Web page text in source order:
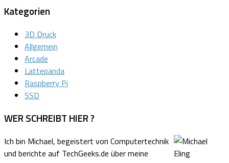
Kategorien
3D Druck
Allgemein
Arcade
Lattepanda
Raspberry Pi
SSD
WER SCHREIBT HIER ?
Ich bin Michael, begeistert von Computertechnik
und berichte auf TechGeeks.de über meine